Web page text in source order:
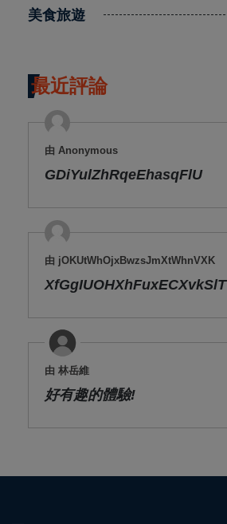
美食旅遊
最近評論
由 Anonymous
GDiYulZhRqeEhasqFlU
由 jOKUtWhOjxBwzsJmXtWhnVXK
XfGgIUOHXhFuxECXvkSlT
由 林岳維
好有趣的體驗!